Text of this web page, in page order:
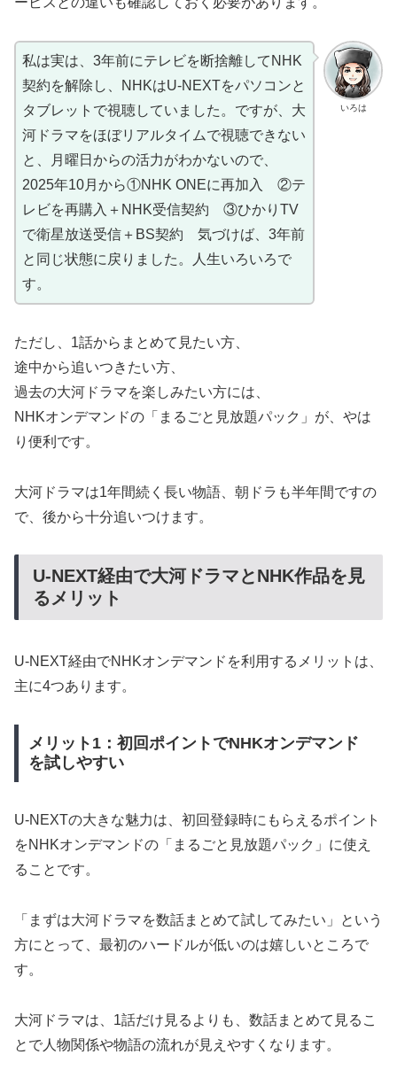
いろは
私は実は、3年前にテレビを断捨離してNHK
契約を解除し、NHKはU-NEXTをパソコンと
タブレットで視聴していました。ですが、大
河ドラマをほぼリアルタイムで視聴できない
と、月曜日からの活力がわかないので、
2025年10月から①NHK ONEに再加入 ②テ
レビを再購入＋NHK受信契約 ③ひかりTV
で衛星放送受信＋BS契約 気づけば、3年前
と同じ状態に戻りました。人生いろいろで
す。
ただし、1話からまとめて見たい方、
途中から追いつきたい方、
過去の大河ドラマを楽しみたい方には、
NHKオンデマンドの「まるごと見放題パック」が、やは
り便利です。
大河ドラマは1年間続く長い物語、朝ドラも半年間ですの
で、後から十分追いつけます。
U-NEXT経由で大河ドラマとNHK作品を見
るメリット
U-NEXT経由でNHKオンデマンドを利用するメリットは、
主に4つあります。
メリット1：初回ポイントでNHKオンデマンド
を試しやすい
U-NEXTの大きな魅力は、初回登録時にもらえるポイント
をNHKオンデマンドの「まるごと見放題パック」に使え
ることです。
「まずは大河ドラマを数話まとめて試してみたい」という
方にとって、最初のハードルが低いのは嬉しいところで
す。
大河ドラマは、1話だけ見るよりも、数話まとめて見るこ
とで人物関係や物語の流れが見えやすくなります。